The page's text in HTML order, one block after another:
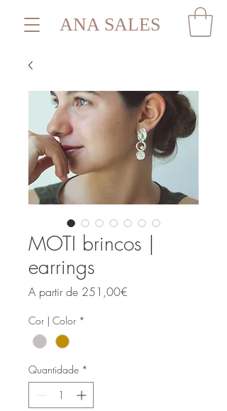
ANA SALES
MOTI brincos |
earrings
A partir de 251,00€
Cor | Color *
Quantidade *